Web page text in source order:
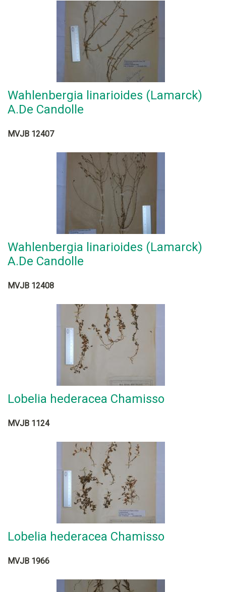
Wahlenbergia linarioides (Lamarck)
A.De Candolle
MVJB 12407
Wahlenbergia linarioides (Lamarck)
A.De Candolle
MVJB 12408
Lobelia hederacea Chamisso
MVJB 1124
Lobelia hederacea Chamisso
MVJB 1966